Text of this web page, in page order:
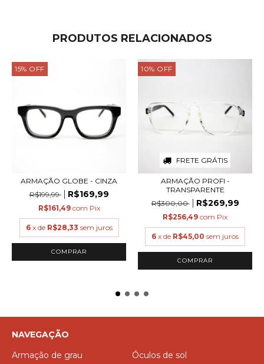
PRODUTOS RELACIONADOS
15% OFF
ARMAÇÃO GLOBE - CINZA
R$199,99
R$169,99
R$161,49 com Pix
6 x de R$28,33 sem juros
COMPRAR
10% OFF
FRETE GRÁTIS
ARMAÇÃO PROFI -
TRANSPARENTE
R$300,00
R$269,99
R$256,49 com Pix
6 x de R$45,00 sem juros
COMPRAR
NAVEGAÇÃO
Armação de grau
Óculos de sol